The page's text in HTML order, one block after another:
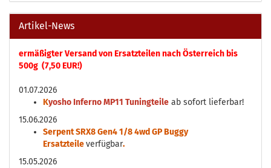
Artikel-News
ermäßigter Versand von Ersatzteilen nach Österreich bis
500g (7,50 EUR!)
01.07.2026
Kyosho Inferno MP11 Tuningteile ab sofort lieferbar!
15.06.2026
Serpent SRX8 Gen4 1/8 4wd GP Buggy
Ersatzteileverfügbar.
15.05.2026